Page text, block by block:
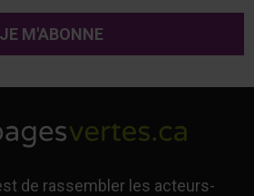
de rassembler les acteurs-